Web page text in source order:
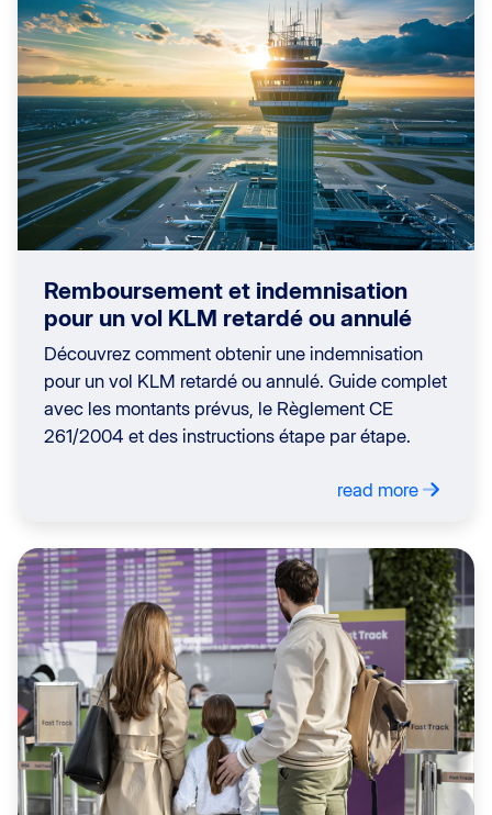
Remboursement et indemnisation
pour un vol KLM retardé ou annulé
Découvrez comment obtenir une indemnisation
pour un vol KLM retardé ou annulé. Guide complet
avec les montants prévus, le Règlement CE
261/2004 et des instructions étape par étape.
read more